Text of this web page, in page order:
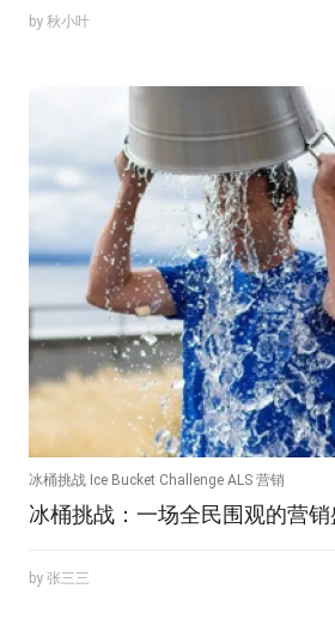
by 秋小叶
冰桶挑战 Ice Bucket Challenge ALS 营销
冰桶挑战：一场全民围观的营销
by 张三三